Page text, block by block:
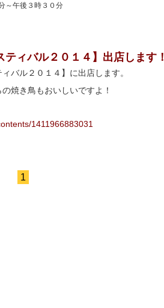
～午後３時３０分
ティバル２０１４】出店します！
バル２０１４】に出店します。
焼き鳥もおいしいですよ！
1411966883031
1